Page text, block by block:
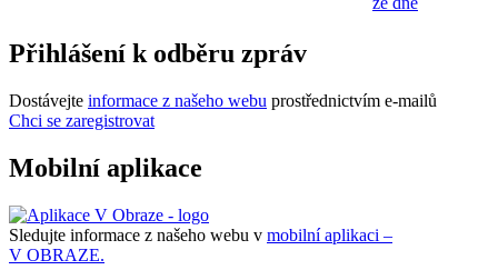
Přihlášení k odběru zpráv
Dostávejte informace z našeho webu prostřednictvím e-mailů
Chci se zaregistrovat
Mobilní aplikace
Sledujte informace z našeho webu v mobilní aplikaci –
V OBRAZE.